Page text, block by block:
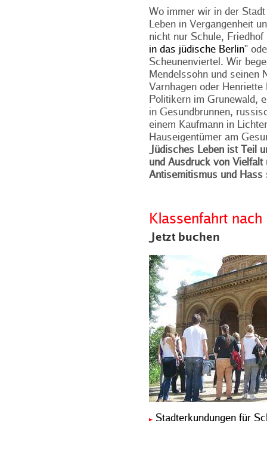
Wo immer wir in der
Leben in Vergangenheit
nicht nur Schule, Friedhof
in das jüdische Berlin"
Scheunenviertel. Wir
Mendelssohn und seinen
Varnhagen oder
Politikern im Grunewald,
in Gesundbrunnen,
einem Kaufmann in
Hauseigentümer am
Jüdisches Leben ist Teil
und Ausdruck von
Antisemitismus und
Klassenfahrt nach
Jetzt buchen
Stadterkundungen für